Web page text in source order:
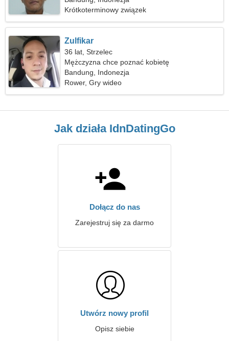
Krótkoterminowy związek
Zulfikar
36 lat, Strzelec
Mężczyzna chce poznać kobietę
Bandung, Indonezja
Rower, Gry wideo
Jak działa IdnDatingGo
Dołącz do nas
Zarejestruj się za darmo
Utwórz nowy profil
Opisz siebie